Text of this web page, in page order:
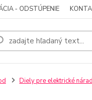
- ODSTÚPENIE
Diely pre elektrické